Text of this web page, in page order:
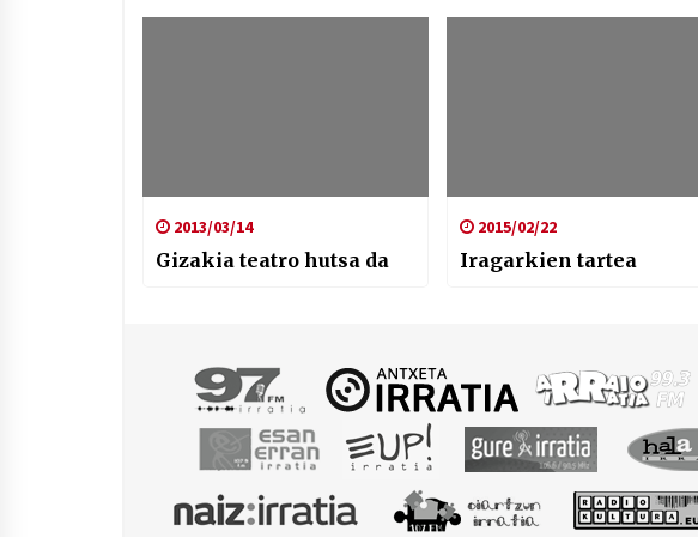
2013/03/14
Gizakia teatro hutsa da
2015/02/22
Iragarkien tartea